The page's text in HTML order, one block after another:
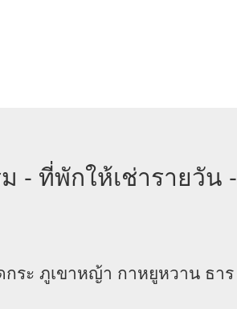
- ที่พักให้เช่ารายวัน -
ระ ภูเขาหญ้า กาหยูหวาน ธาร